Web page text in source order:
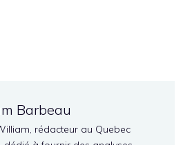
Barbeau
rédacteur au Quebec